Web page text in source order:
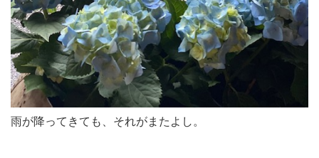
雨が降ってきても、それがまたよし。